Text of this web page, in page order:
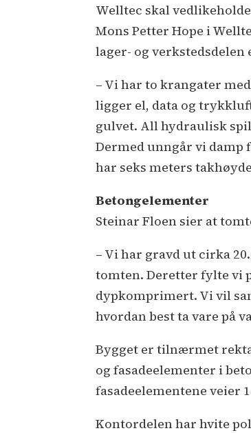
Welltec skal
Mons Petter Hope i
lager- og verkstedsdelen
– Vi har to krangater
ligger el, data og
gulvet. All hydraulisk
Dermed unngår vi damp
har seks meters
Betongelementer
Steinar Floen sier at
– Vi har gravd ut cirka
tomten. Deretter fylte vi
dypkomprimert. Vi vil
hvordan best ta vare på
Bygget er tilnærmet
og fasadeelementer i
fasadeelementene veier
Kontordelen har hvite